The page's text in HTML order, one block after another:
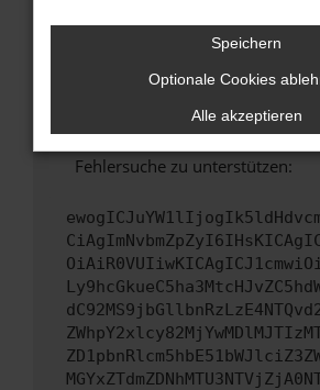
Wende dich an den
Wenn du alle oben genannten
hast, kontaktiere uns bitte. Wir
versuchen, das Problem zu
uns diesen Text schicken, um
Fehlersuche zu unterstützen:
Speichern
Optionale Cookies
Alle akzeptieren